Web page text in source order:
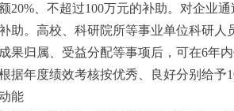
20%、不超过100万元的补助。对企业
助。高校、科研院所等事业单位科研
果归属、受益分配等事项后，可在6年
据年度绩效考核按优秀、良好分别给予
能